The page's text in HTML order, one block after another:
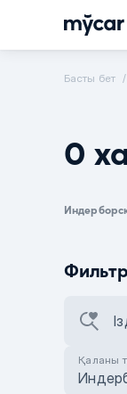
Басты бет
0
Қаланы